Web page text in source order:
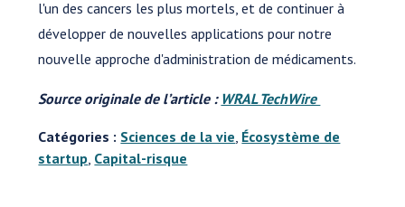
l'un des cancers les plus mortels, et de continuer à
développer de nouvelles applications pour notre
nouvelle approche d'administration de médicaments.
Source originale de l’article : WRAL TechWire
Catégories : Sciences de la vie Écosystème de
startup Capital-risque